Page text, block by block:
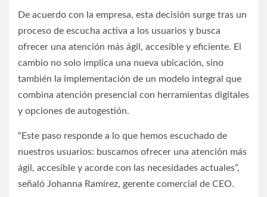
De acuerdo con la empresa, esta decisión surge tras un
proceso de escucha activa a los usuarios y busca
ofrecer una atención más ágil, accesible y eficiente. El
cambio no solo implica una nueva ubicación, sino
también la implementación de un modelo integral que
combina atención presencial con herramientas digitales
y opciones de autogestión.
“Este paso responde a lo que hemos escuchado de
nuestros usuarios: buscamos ofrecer una atención más
ágil, accesible y acorde con las necesidades actuales”,
señaló Johanna Ramírez, gerente comercial de CEO.